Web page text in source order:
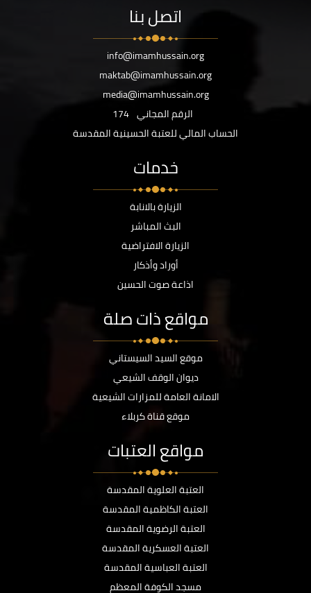
اتصل بنا
info@imamhussain.org
maktab@imamhussain.org
media@imamhussain.org
الرقم المجاني 174
الحساب المالي للعتبة الحسينية المقدسة
خدمات
الزيارة بالانابة
البث المباشر
الزيارة الافتراضية
أوراد وأذكار
اذاعة صوت الحسين
مواقع ذات صلة
موقع السيد السيستاني
ديوان الوقف الشيعي
الامانة العامة للمزارات الشيعية
موقع قناة كربلاء
مواقع العتبات
العتبة العلوية المقدسة
العتبة الكاظمية المقدسة
العتبة الرضوية المقدسة
العتبة العسكرية المقدسة
العتبة العباسية المقدسة
مسجد الكوفة المعظم